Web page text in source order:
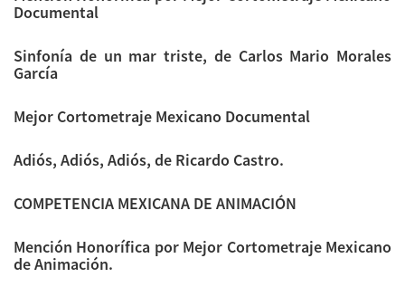
Documental
Sinfonía de un mar triste, de Carlos Mario Morales
García
Mejor Cortometraje Mexicano Documental
Adiós, Adiós, Adiós, de Ricardo Castro.
COMPETENCIA MEXICANA DE ANIMACIÓN
Mención Honorífica por Mejor Cortometraje Mexicano
de Animación.